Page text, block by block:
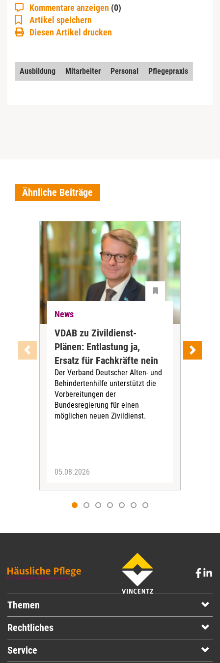
Kommentare anzeigen (0)
Artikel speichern
Diesen Artikel drucken
Ausbildung Mitarbeiter Personal Pflegepraxis
Ähnliche Beiträge
News
VDAB zu Zivildienst-
Plänen: Entlastung ja,
Ersatz für Fachkräfte nein
Der Verband Deutscher Alten- und
Behindertenhilfe unterstützt die
Vorbereitungen der
Bundesregierung für einen
möglichen neuen Zivildienst.
05.08.2026
Themen
Rechtliches
Service